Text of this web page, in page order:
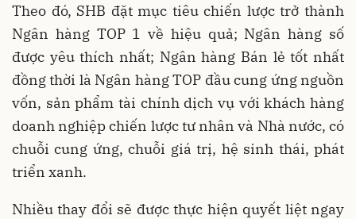
Theo đó, SHB đặt mục tiêu chiến lược trở thành
Ngân hàng TOP 1 về hiệu quả; Ngân hàng số
được yêu thích nhất; Ngân hàng Bán lẻ tốt nhất
đồng thời là Ngân hàng TOP đầu cung ứng nguồn
vốn, sản phẩm tài chính dịch vụ với khách hàng
doanh nghiệp chiến lược tư nhân và Nhà nước, có
chuỗi cung ứng, chuỗi giá trị, hệ sinh thái, phát
triển xanh.
Nhiều thay đổi sẽ được thực hiện quyết liệt ngay